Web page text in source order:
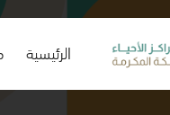
الرئيسية
(current)